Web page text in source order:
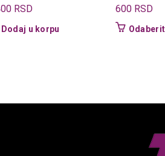
RSD
Dodaj u korpu
600 RSD